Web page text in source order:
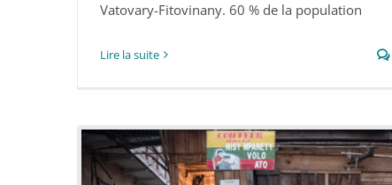
Vatovary-Fitovinany. 60 % de la population
Lire la suite